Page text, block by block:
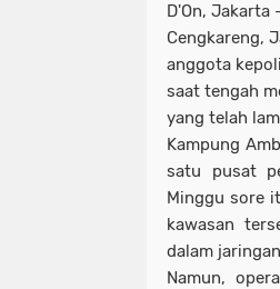
D'On, Jakarta
Cengkareng,
anggota
saat tengah
yang telah
Kampung
satu pusat
Minggu sore
kawasan
dalam
Namun,